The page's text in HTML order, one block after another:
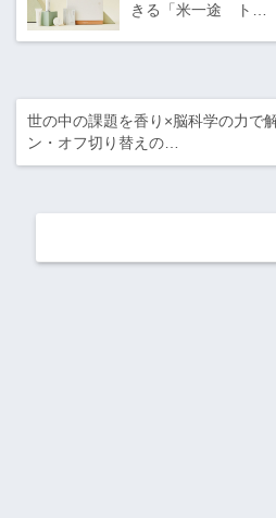
きる「米一途 ト…
世の中の課題を香り×脳科学の力で
ン・オフ切り替えの…